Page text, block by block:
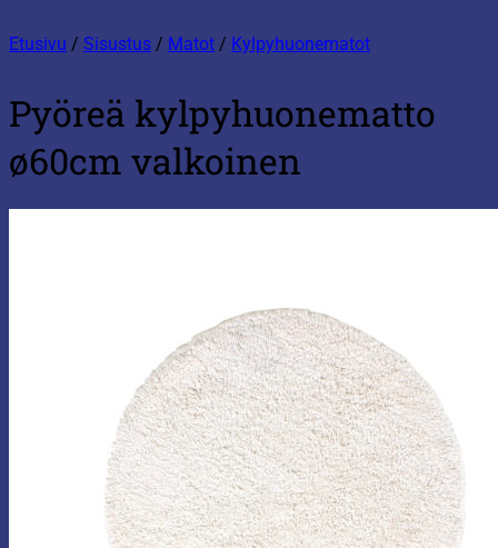
Etusivu / Sisustus / Matot / Kylpyhuonematot
Pyöreä kylpyhuonematto
ø60cm valkoinen